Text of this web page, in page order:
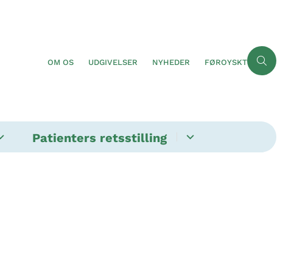
OM OS UDGIVELSER NYHEDER FØROYSKT
Patienters retsstilling